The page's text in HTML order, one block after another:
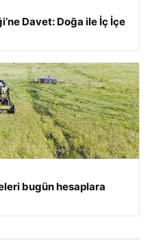
Davet: Doğa ile İç İçe
bugün hesaplara